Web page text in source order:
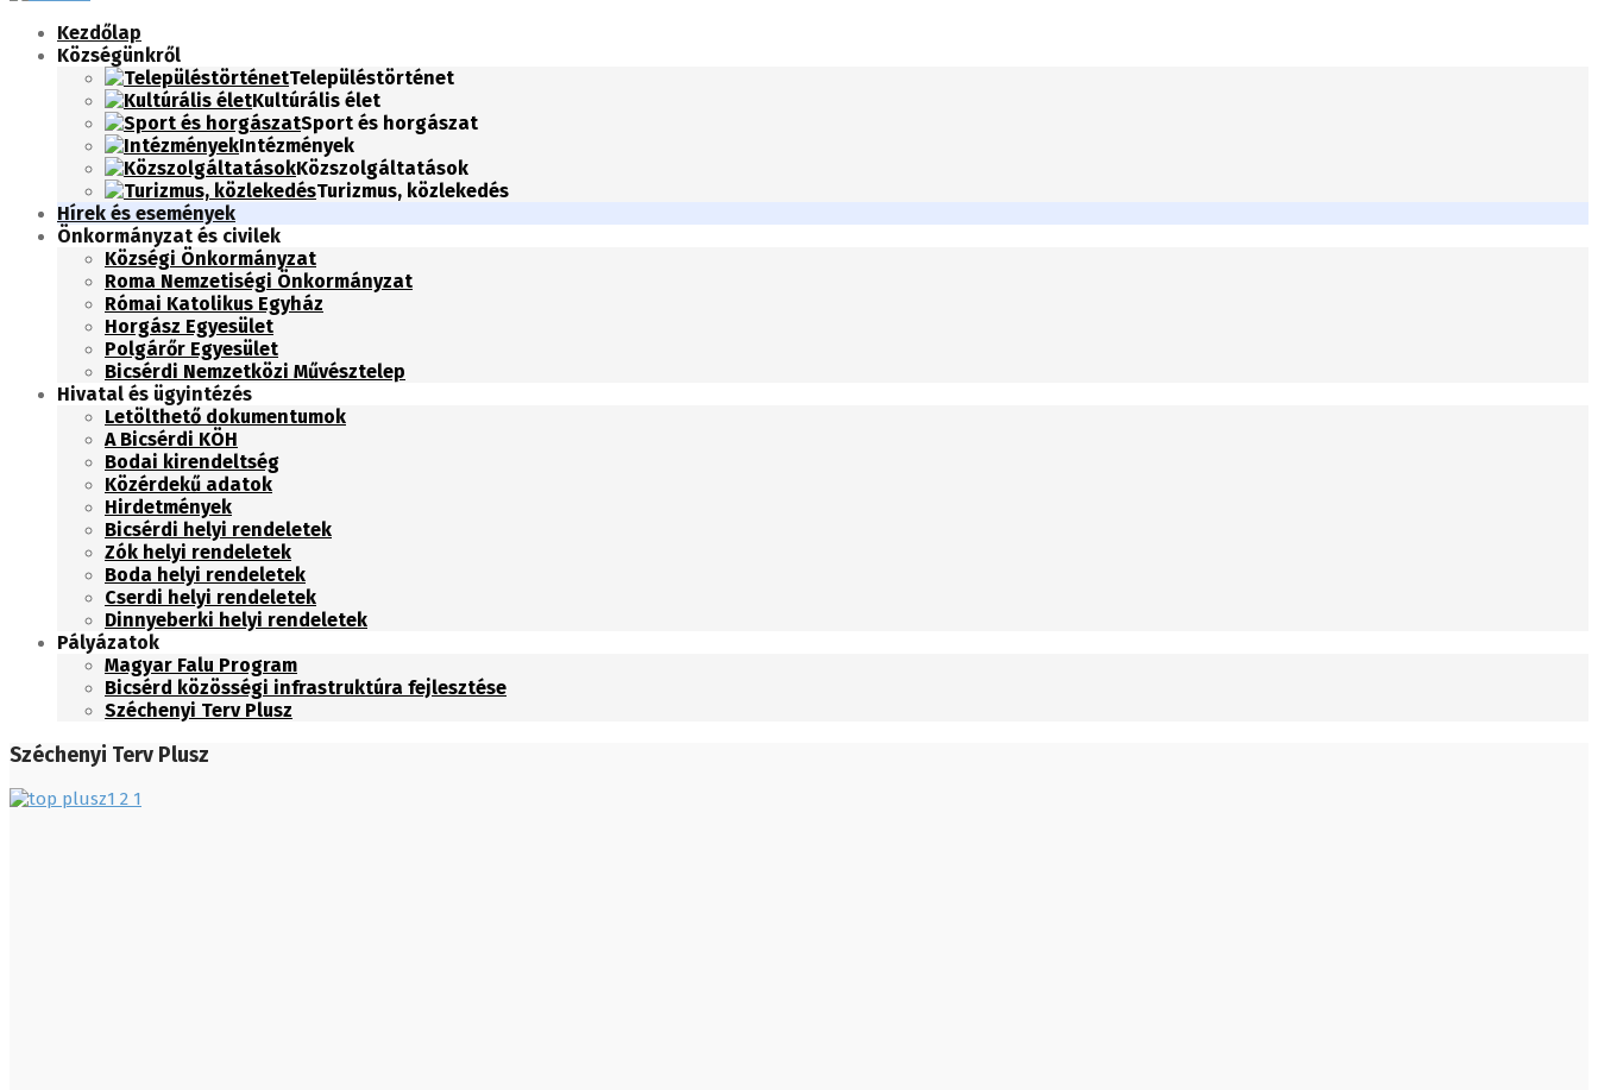
Kezdőlap
Községünkről
Településtörténet
Kultúrális élet
Sport és horgászat
Intézmények
Közszolgáltatások
Turizmus, közlekedés
Hírek és események
Önkormányzat és civilek
Községi Önkormányzat
Roma Nemzetiségi Önkormányzat
Római Katolikus Egyház
Horgász Egyesület
Polgárőr Egyesület
Bicsérdi Nemzetközi Művésztelep
Hivatal és ügyintézés
Letölthető dokumentumok
A Bicsérdi KÖH
Bodai kirendeltség
Közérdekű adatok
Hirdetmények
Bicsérdi helyi rendeletek
Zók helyi rendeletek
Boda helyi rendeletek
Cserdi helyi rendeletek
Dinnyeberki helyi rendeletek
Pályázatok
Magyar Falu Program
Bicsérd közösségi infrastruktúra fejlesztése
Széchenyi Terv Plusz
Széchenyi Terv Plusz